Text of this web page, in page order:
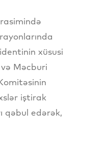
xüsusi
Məcburi
iştirak
qəbul edərək,